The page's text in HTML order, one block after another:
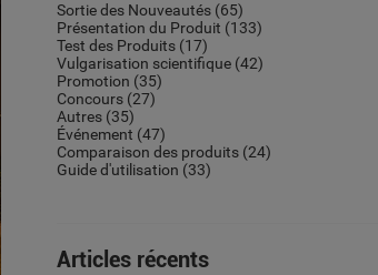
Sortie des Nouveautés (65)
Présentation du Produit (133)
Test des Produits (17)
Vulgarisation scientifique (42)
Promotion (35)
Concours (27)
Autres (35)
Événement (47)
Comparaison des produits (24)
Guide d'utilisation (33)
Articles récents